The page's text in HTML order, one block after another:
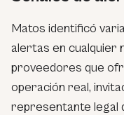
Matos identificó
alertas en cualquier
proveedores que
operación real,
representante legal